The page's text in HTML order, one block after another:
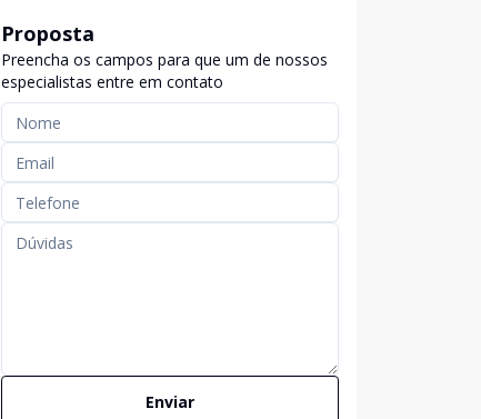
Proposta
Preencha os campos para que um de nossos
especialistas entre em contato
Enviar